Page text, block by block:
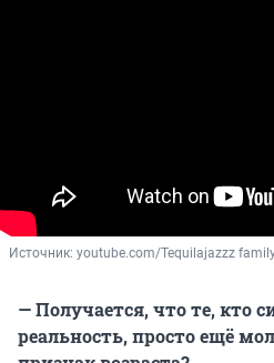
Источник: youtube.com/Tequilajazzz
— Получается, что те, кто
реальность, просто ещё